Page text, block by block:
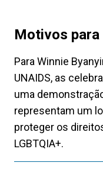
Motivos para
Para Winnie
UNAIDS, as
uma
representam um
proteger os
LGBTQIA+.